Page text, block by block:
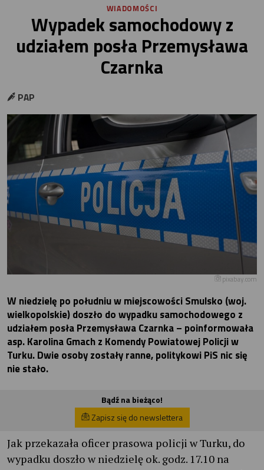
WIADOMOŚCI
Wypadek samochodowy z
udziałem posła Przemysława
Czarnka
PAP
pixabay.com
W niedzielę po południu w miejscowości Smulsko (woj.
wielkopolskie) doszło do wypadku samochodowego z
udziałem posła Przemysława Czarnka – poinformowała
asp. Karolina Gmach z Komendy Powiatowej Policji w
Turku. Dwie osoby zostały ranne, politykowi PiS nic się
nie stało.
Bądź na bieżąco!
Zapisz się do newslettera
Jak przekazała oficer prasowa policji w Turku, do
wypadku doszło w niedzielę ok. godz. 17.10 na